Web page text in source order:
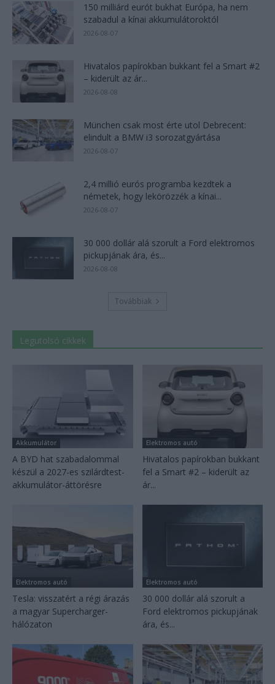
150 milliárd eurót bukhat Európa, ha nem
szabadul a kínai akkumulátoroktól
2026-08-07
Hivatalos papírokban bukkant fel a Smart #2
– kiderült az ár...
2026-08-08
München csak most érte utol Debrecent:
elindult a BMW i3 sorozatgyártása
2026-08-07
2,4 millió eurós programba kezdtek a
németek, hogy lekörözzék a kínai...
2026-08-07
30 000 dollár alá szorult a Ford elektromos
pickupjának ára, és...
2026-08-08
Továbbiak
Legutolsó cikkek
Akkumulátor
A BYD hat szabadalommal
készül a 2027-es szilárdtest-
akkumulátor-áttörésre
Elektromos autó
Hivatalos papírokban bukkant
fel a Smart #2 – kiderült az
ár...
Elektromos autó
Tesla: visszatért a régi árazás
a magyar Supercharger-
hálózaton
Elektromos autó
30 000 dollár alá szorult a
Ford elektromos pickupjának
ára, és...